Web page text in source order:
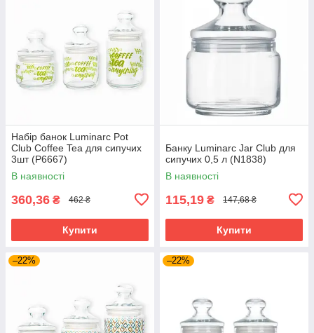
Набір банок Luminarc Pot
Club Coffee Tea для сипучих
3шт (P6667)
В наявності
360,36 ₴ 462 ₴
Купити
Банку Luminarc Jar Club для
сипучих 0,5 л (N1838)
В наявності
115,19 ₴ 147,68 ₴
Купити
–22% –22%